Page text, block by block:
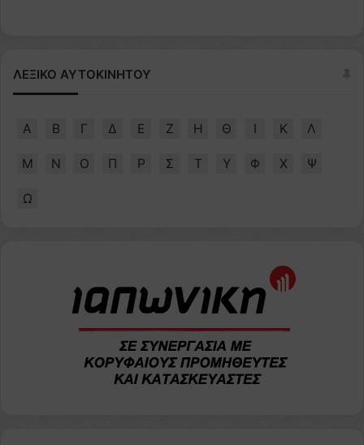
ΛΕΞΙΚΟ ΑΥΤΟΚΙΝΗΤΟΥ
Α Β Γ Δ Ε Ζ Η Θ Ι Κ Λ
Μ Ν Ο Π Ρ Σ Τ Υ Φ Χ Ψ
Ω